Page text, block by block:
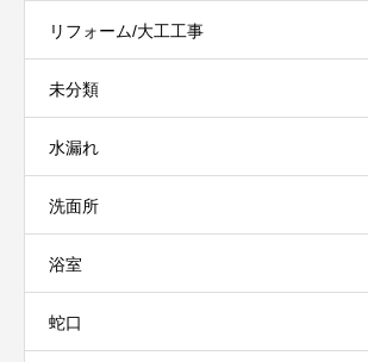
リフォーム/大工工事
未分類
水漏れ
洗面所
浴室
蛇口